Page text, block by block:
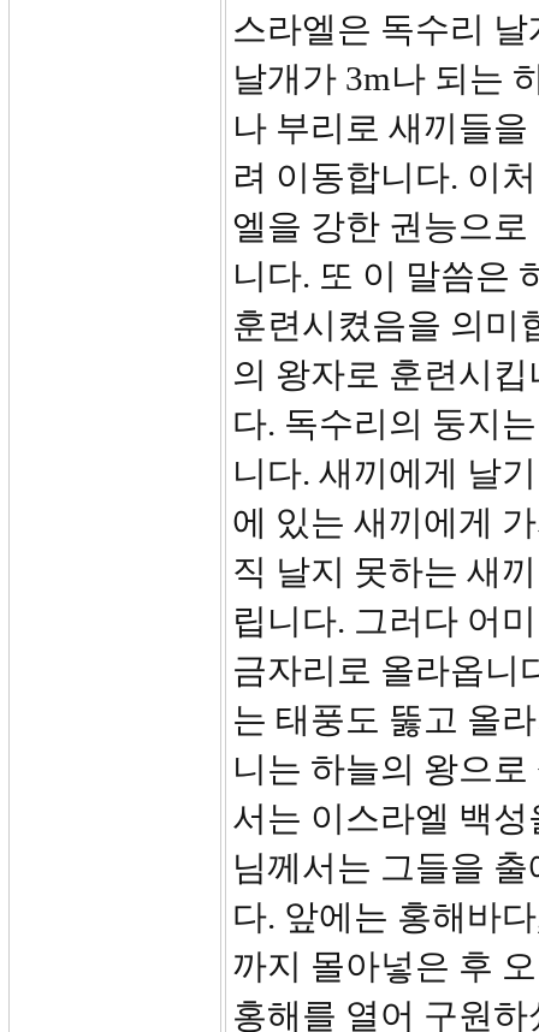
스라엘은 독수리
날개가 3m나 되는
나 부리로 새끼들
려 이동합니다. 이
엘을 강한 권능으
니다. 또 이 말씀은
훈련시켰음을 의미
의 왕자로 훈련시
다. 독수리의 둥지
니다. 새끼에게 날
에 있는 새끼에게
직 날지 못하는 새
립니다. 그러다 어
금자리로 올라옵니
는 태풍도 뚫고 올
니는 하늘의 왕으
서는 이스라엘 백
님께서는 그들을
다. 앞에는 홍해바
까지 몰아넣은 후
홍해를 열어 구원